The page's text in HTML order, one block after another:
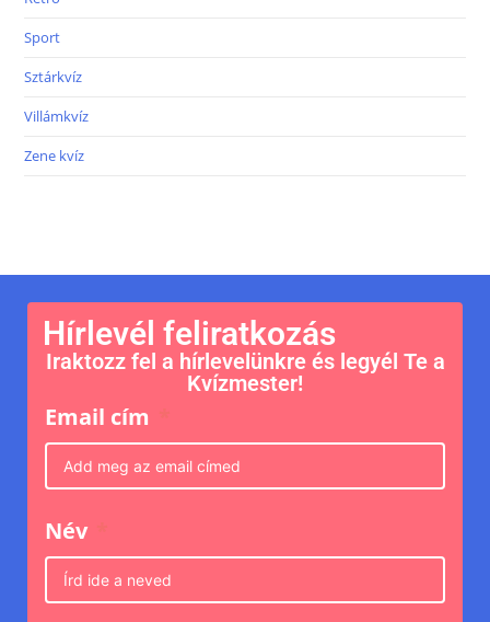
Sport
Sztárkvíz
Villámkvíz
Zene kvíz
Hírlevél feliratkozás
Iraktozz fel a hírlevelünkre és legyél Te a
Kvízmester!
Email cím
Név